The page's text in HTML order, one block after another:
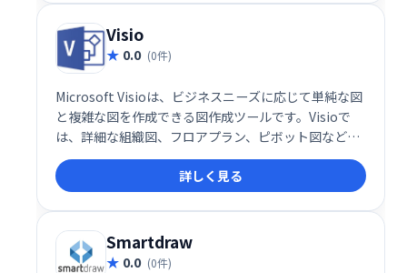
Visio
0.0 (0件)
Microsoft Visioは、ビジネスニーズに応じて単純な図
と複雑な図を作成できる図作成ツールです。Visioで
は、詳細な組織図、フロアプラン、ピボット図などを
作成することもできます。
詳しく見る
Smartdraw
0.0 (0件)